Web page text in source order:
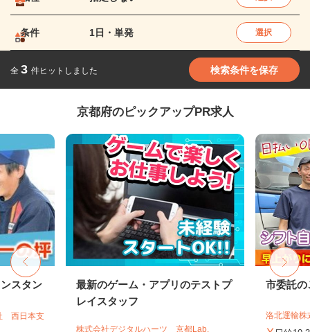
条件 1日・単発 選択
全 3 件ヒットしました 検索条件を保存
京都府のピックアップPR求人
スタン
西日本支
最新のゲーム・アプリのテストプ
レイスタッフ
株式会社デジタルハーツ 京都Lab.
市委託の
洛北運輸株